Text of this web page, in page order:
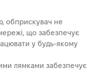
обприскувач не
що забезпечує
у будь-якому
лямками забезпечує